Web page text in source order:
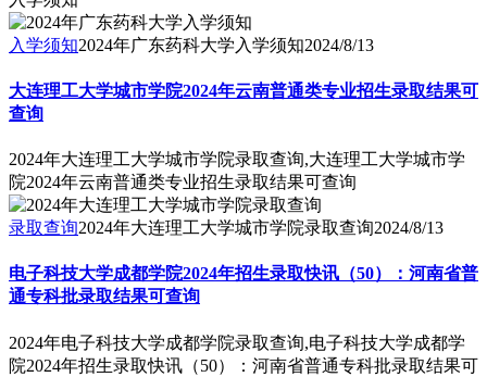
入学须知2024年广东药科大学入学须知2024/8/13
大连理工大学城市学院2024年云南普通类专业招生录取结果可
查询
2024年大连理工大学城市学院录取查询,大连理工大学城市学
院2024年云南普通类专业招生录取结果可查询
录取查询2024年大连理工大学城市学院录取查询2024/8/13
电子科技大学成都学院2024年招生录取快讯（50）：河南省普
通专科批录取结果可查询
2024年电子科技大学成都学院录取查询,电子科技大学成都学
院2024年招生录取快讯（50）：河南省普通专科批录取结果可